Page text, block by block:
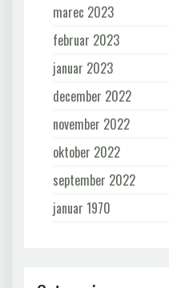
marec 2023
februar 2023
januar 2023
december 2022
november 2022
oktober 2022
september 2022
januar 1970